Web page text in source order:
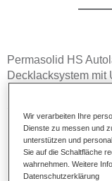
Permasolid HS
Decklacksystem mit
Produktmerkmale
Hohes
Exzellenter
Wir verarbeiten Ihre
Dienste zu messen und
unterstützen und
Sie auf die Schaltfläche
wahrnehmen. Weitere
Datenschutzerklärung